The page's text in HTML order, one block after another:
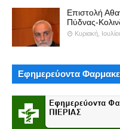
Επιστολή
Πύδνας-
Κυριακή,
Εφημερεύοντα